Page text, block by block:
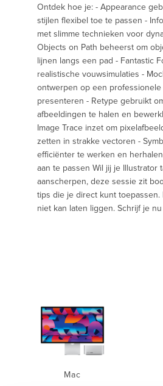
Ontdek hoe je: - Appearance
stijlen flexibel toe te passen -
met slimme technieken voor
Objects on Path beheerst om
lijnen langs een pad - Fantastic
realistische vouwsimulaties -
ontwerpen op een
presenteren - Retype gebruikt
afbeeldingen te halen en
Image Trace inzet om
zetten in strakke vectoren -
efficiënter te werken en
aan te passen Wil jij je Illustrator
aanscherpen, deze sessie zit
tips die je direct kunt toepassen.
niet kan laten liggen. Schrijf je
Mac